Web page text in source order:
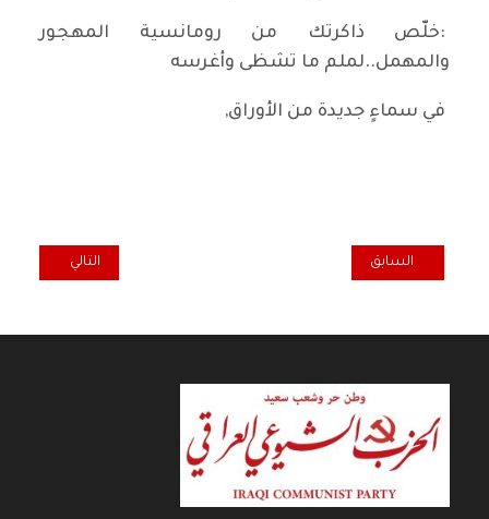
:خلّص ذاكرتك من رومانسية المهجور
والمهمل..لملم ما تشظى وأغرسه
في سماءٍ جديدة من الأوراق,
المقال السابق: غفوة تشرين
السابق المقال التالي:
التالي